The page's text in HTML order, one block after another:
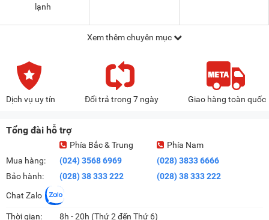
lạnh
Xem thêm chuyên mục
Dịch vụ uy tín Đổi trả trong 7 ngày Giao hàng toàn quốc
Tổng đài hỗ trợ
Mua hàng:
Bảo hành:
Phía Bắc & Trung
(024) 3568 6969
(028) 38 333 222
Phía Nam
(028) 3833 6666
(028) 38 333 222
Chat Zalo
Thời gian:
8h - 20h (Thứ 2 đến Thứ 6)